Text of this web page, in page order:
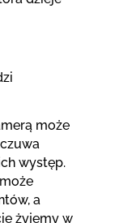
może
występ.
a
żyjemy w